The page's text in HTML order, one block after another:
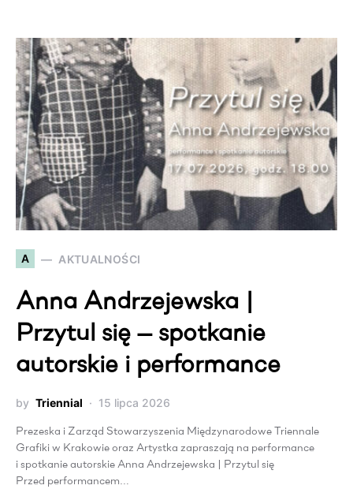
A AKTUALNOŚCI
Anna Andrzejewska |
Przytul się — spotkanie
autorskie i performance
by Triennial 15 lipca 2026
Prezeska i Zarząd Stowarzyszenia Międzynarodowe Triennale
Grafiki w Krakowie oraz Artystka zapraszają na performance
i spotkanie autorskie Anna Andrzejewska | Przytul się
Przed performancem…